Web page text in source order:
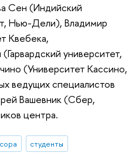
Сен (Индийский
Нью-Дели), Владимир
Квебека,
университет,
(Университет Кассино,
ведущих специалистов
Вашевник (Сбер,
центра.
студенты